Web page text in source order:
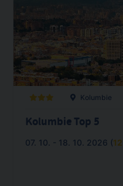
Kolumbie
Kolumbie Top 5
07. 10. - 18. 10. 2026 (12